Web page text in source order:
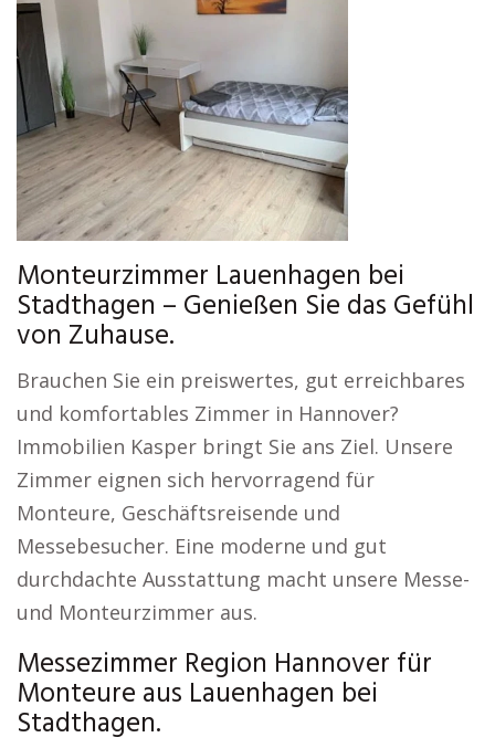
Monteurzimmer Lauenhagen bei
Stadthagen – Genießen Sie das Gefühl
von Zuhause.
Brauchen Sie ein preiswertes, gut erreichbares
und komfortables Zimmer in Hannover?
Immobilien Kasper bringt Sie ans Ziel. Unsere
Zimmer eignen sich hervorragend für
Monteure, Geschäftsreisende und
Messebesucher. Eine moderne und gut
durchdachte Ausstattung macht unsere Messe-
und Monteurzimmer aus.
Messezimmer Region Hannover für
Monteure aus Lauenhagen bei
Stadthagen.